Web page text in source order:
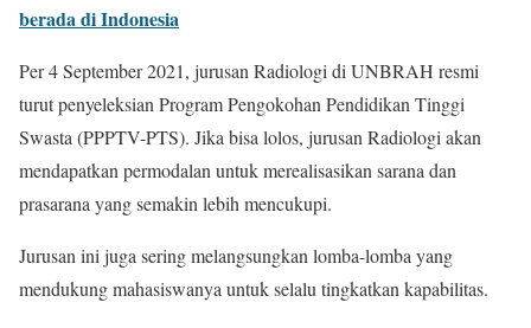
berada di Indonesia
Per 4 September 2021, jurusan Radiologi di UNBRAH resmi
turut penyeleksian Program Pengokohan Pendidikan Tinggi
Swasta (PPPTV-PTS). Jika bisa lolos, jurusan Radiologi akan
mendapatkan permodalan untuk merealisasikan sarana dan
prasarana yang semakin lebih mencukupi.
Jurusan ini juga sering melangsungkan lomba-lomba yang
mendukung mahasiswanya untuk selalu tingkatkan kapabilitas.